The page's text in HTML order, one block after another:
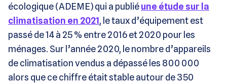
écologique (ADEME) qui a publiéune étude sur la
climatisation en 2021, le taux d’équipement est
passé de 14 à 25 % entre 2016 et 2020 pour les
ménages. Sur l’année 2020, le nombre d’appareils
de climatisation vendus a dépassé les 800 000
alors que ce chiffre était stable autour de 350